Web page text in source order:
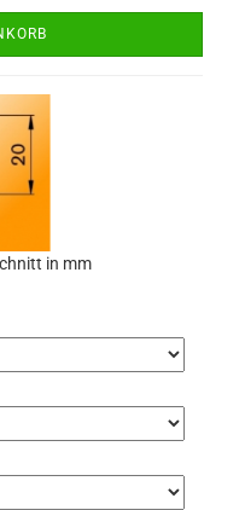
in mm